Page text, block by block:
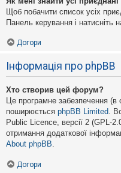
Щоб побачити список усіх
Панель керування і натисніть
Догори
Інформація про phpBB
Хто створив цей форум?
Це програмне забезпечення (в
поширюється phpBB Limited.
Public Licence, версії 2 (GPL-
отримання додаткової
About phpBB.
Догори